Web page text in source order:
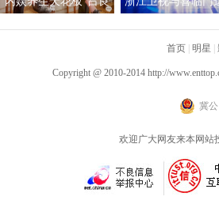
已是极限
新营销模式
首页 明星
Copyright @ 2010-2014 http://
冀公
欢迎广大网友来本网站